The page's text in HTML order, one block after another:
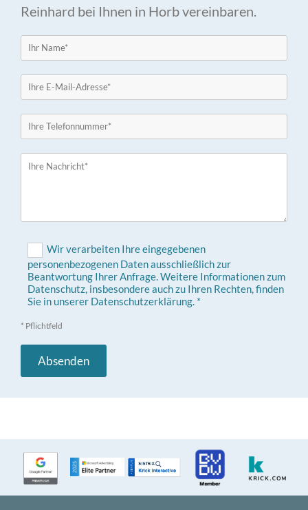
Reinhard bei Ihnen in Horb vereinbaren.
Wir verarbeiten Ihre eingegebenen
personenbezogenen Daten ausschließlich zur
Beantwortung Ihrer Anfrage. Weitere Informationen zum
Datenschutz, insbesondere auch zu Ihren Rechten, finden
Sie in unserer Datenschutzerklärung. *
* Pflichtfeld